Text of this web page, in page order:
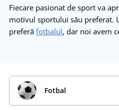
Fiecare pasionat de sport va
motivul sportului său preferat.
preferă fotbalul, dar noi avem
Fotbal